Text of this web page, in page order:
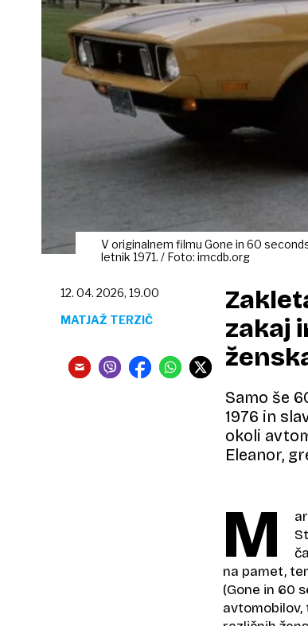
V originalnem filmu Gone in 60
letnik 1971. / Foto: imcdb.org
zakaj
Samo še
1976 in
okoli
Eleanor,
12. 04. 2026, 19.00
MATJAŽ TERZIČ
M
na pamet,
(Gone in 60